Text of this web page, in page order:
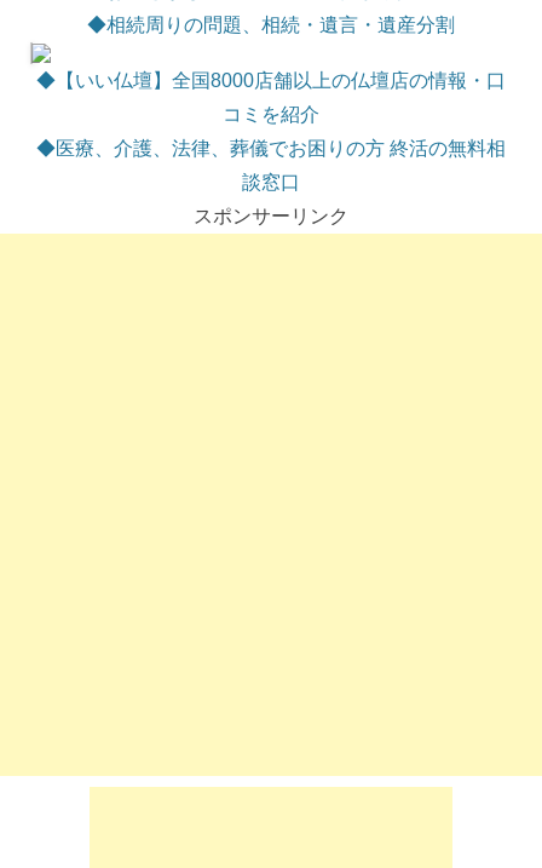
◆相続周りの問題、相続・遺言・遺産分割
◆【いい仏壇】全国8000店舗以上の仏壇店の情報・口
コミを紹介
◆医療、介護、法律、葬儀でお困りの方 終活の無料相
談窓口
スポンサーリンク